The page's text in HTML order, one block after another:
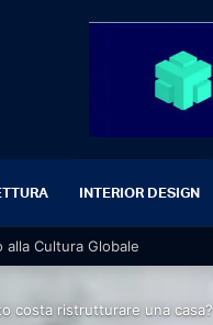
INTERIOR DESIGN
alla Cultura Globale
costa ristrutturare una casa?